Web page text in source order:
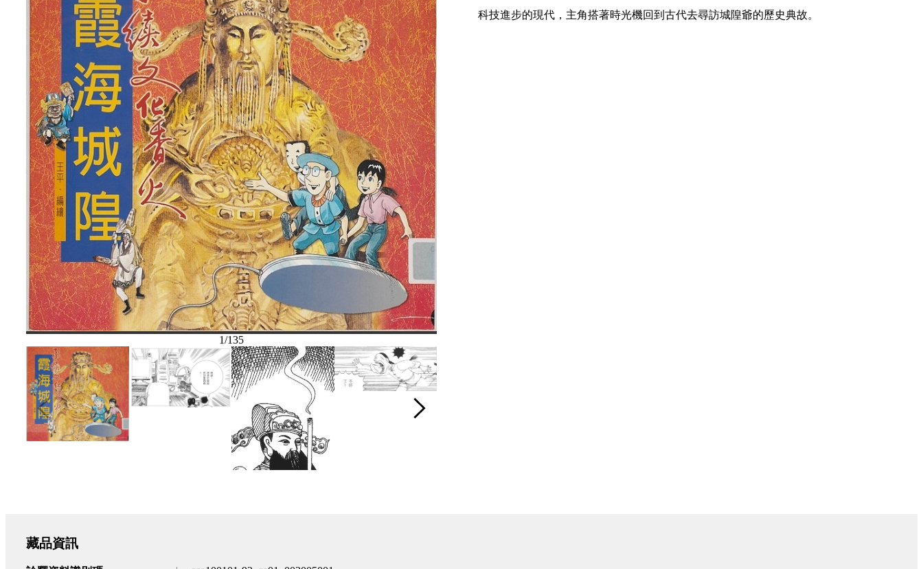
1/135
科技進步的現代，主角搭著時光機回到古代去尋訪城隍爺的歷史典故。
藏品資訊